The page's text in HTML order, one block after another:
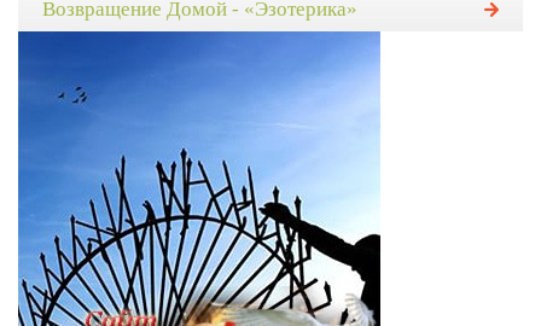
Возвращение Домой - «Эзотерика»